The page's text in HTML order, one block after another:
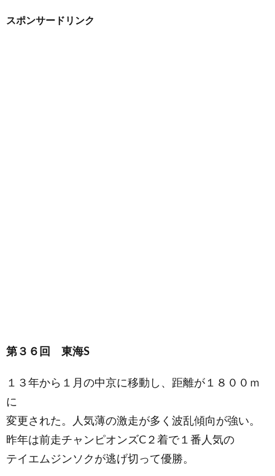
スポンサードリンク
第３６回 東海S
１３年から１月の中京に移動し、距離が１８００ｍ
に
変更された。人気薄の激走が多く波乱傾向が強い。
昨年は前走チャンピオンズC２着で１番人気の
テイエムジンソクが逃げ切って優勝。